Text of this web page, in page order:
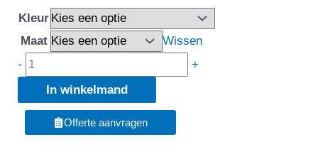
Kleur
Maat
Wissen
-
LiteWork
Werkbroek+
Met
Afneembare
Holsterzakken
+
Gratis
+
In winkelmand
Offerte aanvragen